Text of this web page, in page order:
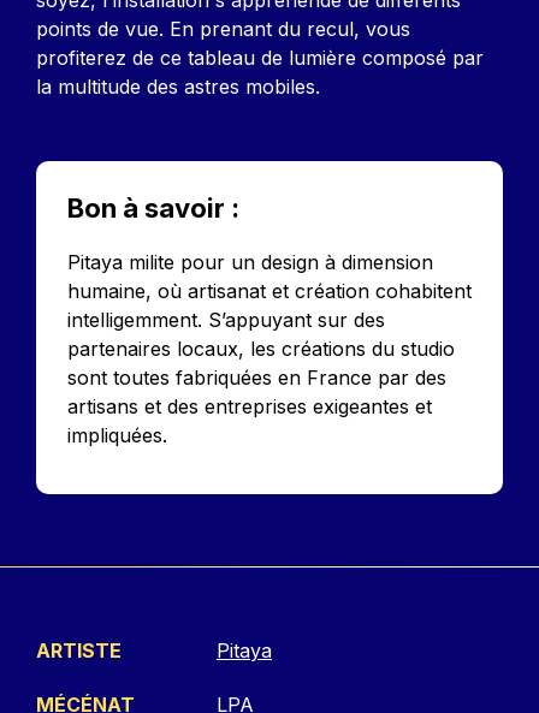
points de vue. En prenant du recul, vous
profiterez de ce tableau de lumière composé par
la multitude des astres mobiles.
Bon à savoir :
Pitaya milite pour un design à dimension
humaine, où artisanat et création cohabitent
intelligemment. S’appuyant sur des
partenaires locaux, les créations du studio
sont toutes fabriquées en France par des
artisans et des entreprises exigeantes et
impliquées.
ARTISTE Pitaya
MÉCÉNAT LPA